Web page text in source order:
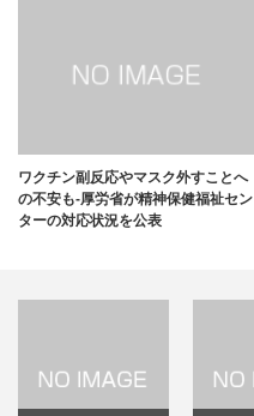
ワクチン副反応やマスク外すことへ
の不安も-厚労省が精神保健福祉セン
ターの対応状況を公表